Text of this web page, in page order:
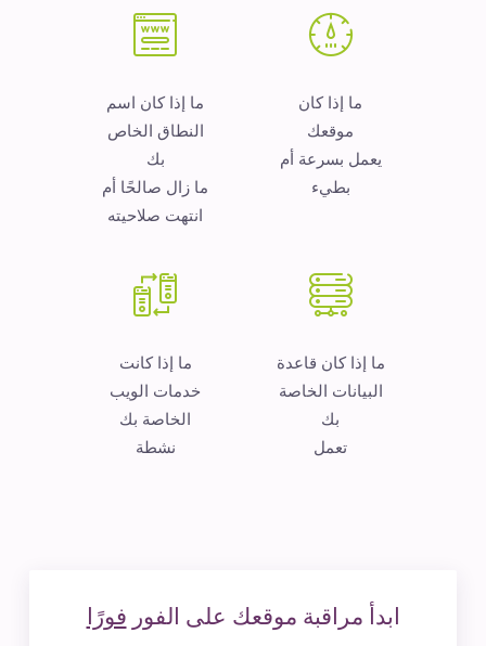
ما إذا كان
موقعك
يعمل بسرعة أم
بطيء
ما إذا كان اسم
النطاق الخاص
بك
ما زال صالحًا أم
انتهت صلاحيته
ما إذا كان قاعدة
البيانات الخاصة
بك
تعمل
ما إذا كانت
خدمات الويب
الخاصة بك
نشطة
ابدأ مراقبة موقعك على الفورفورًا